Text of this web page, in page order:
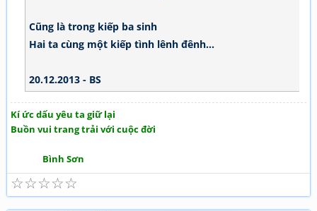
Cũng là trong kiếp ba sinh
Hai ta cùng một kiếp tình lênh đênh...
20.12.2013 - BS
Kí ức dấu yêu ta giữ lại
Buồn vui trang trải với cuộc đời
Bình Sơn
☆
☆
☆
☆
☆